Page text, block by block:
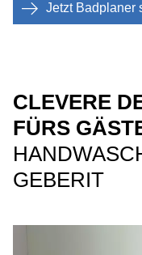
Jetzt Badplaner
CLEVERE
FÜRS
GEBERIT